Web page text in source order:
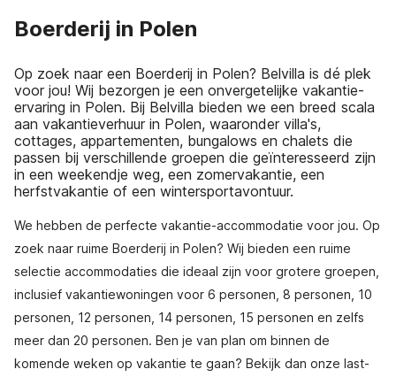
Boerderij in Polen
Op zoek naar een Boerderij in Polen? Belvilla is dé plek
voor jou! Wij bezorgen je een onvergetelijke vakantie-
ervaring in Polen. Bij Belvilla bieden we een breed scala
aan vakantieverhuur in Polen, waaronder villa's,
cottages, appartementen, bungalows en chalets die
passen bij verschillende groepen die geïnteresseerd zijn
in een weekendje weg, een zomervakantie, een
herfstvakantie of een wintersportavontuur.
We hebben de perfecte vakantie-accommodatie voor jou. Op
zoek naar ruime Boerderij in Polen? Wij bieden een ruime
selectie accommodaties die ideaal zijn voor grotere groepen,
inclusief vakantiewoningen voor 6 personen, 8 personen, 10
personen, 12 personen, 14 personen, 15 personen en zelfs
meer dan 20 personen. Ben je van plan om binnen de
komende weken op vakantie te gaan? Bekijk dan onze last-